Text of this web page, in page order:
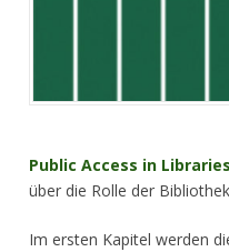
Public Access in
über die Rolle der
Im ersten Kapitel werden